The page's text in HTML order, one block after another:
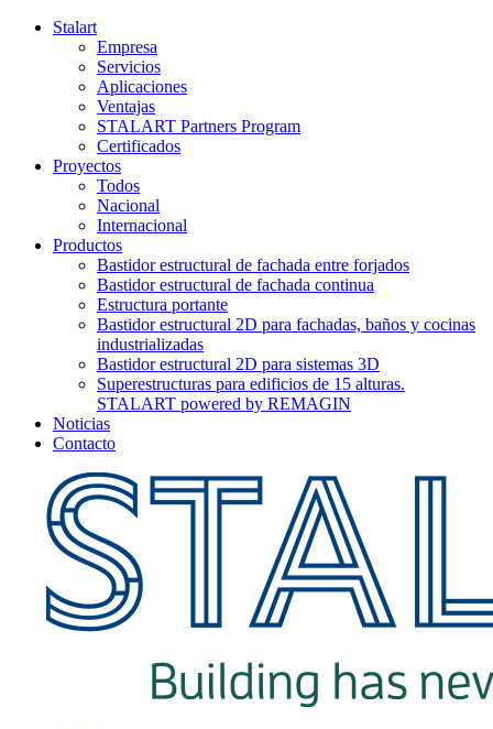
Stalart
Empresa
Servicios
Aplicaciones
Ventajas
STALART Partners Program
Certificados
Proyectos
Todos
Nacional
Internacional
Productos
Bastidor estructural de fachada entre forjados
Bastidor estructural de fachada continua
Estructura portante
Bastidor estructural 2D para fachadas, baños y cocinas
industrializadas
Bastidor estructural 2D para sistemas 3D
Superestructuras para edificios de 15 alturas.
STALART powered by REMAGIN
Noticias
Contacto